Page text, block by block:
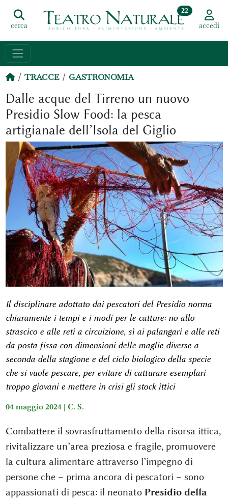
cerca
22
accedi
TRACCE GASTRONOMIA
Dalle acque del Tirreno un nuovo
Presidio Slow Food: la pesca
artigianale dell’Isola del Giglio
Il disciplinare adottato dai pescatori del Presidio norma
chiaramente i tempi e i modi per le catture: no allo
strascico e alle reti a circuizione, sì ai palangari e alle reti
da posta fissa con dimensioni delle maglie diverse a
seconda della stagione e del ciclo biologico della specie
che si vuole pescare, per evitare di catturare esemplari
troppo giovani e mettere in crisi gli stock ittici
04 maggio 2024 | C. S.
Combattere il sovrasfruttamento della risorsa ittica,
rivitalizzare un’area preziosa e fragile, promuovere
la cultura alimentare attraverso l’impegno di
persone che – prima ancora di pescatori – sono
appassionati di pesca: il neonato Presidio della